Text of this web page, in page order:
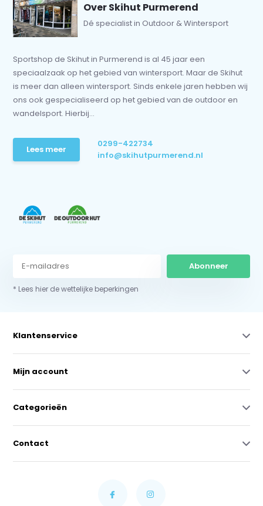
Over Skihut Purmerend
Dé specialist in Outdoor & Wintersport
Sportshop de Skihut in Purmerend is al 45 jaar een
speciaalzaak op het gebied van wintersport. Maar de Skihut
is meer dan alleen wintersport. Sinds enkele jaren hebben wij
ons ook gespecialiseerd op het gebied van de outdoor en
wandelsport. Hierbij...
Lees meer
0299-422734
info@skihutpurmerend.nl
Abonneer
* Lees hier de wettelijke beperkingen
Klantenservice
Mijn account
Categorieën
Contact